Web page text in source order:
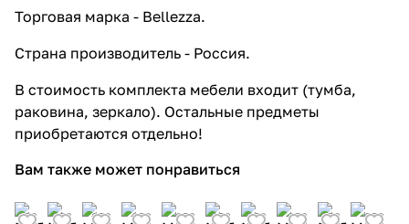
Торговая марка - Bellezza.
Страна производитель - Россия.
В стоимость комплекта мебели входит (тумба,
раковина, зеркало). Остальные предметы
приобретаются отдельно!
Вам также может понравиться